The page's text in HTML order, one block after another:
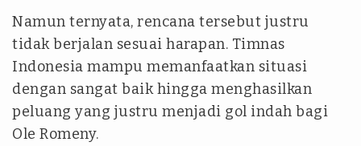
Namun ternyata, rencana tersebut justru
tidak berjalan sesuai harapan. Timnas
Indonesia mampu memanfaatkan situasi
dengan sangat baik hingga menghasilkan
peluang yang justru menjadi gol indah bagi
Ole Romeny.